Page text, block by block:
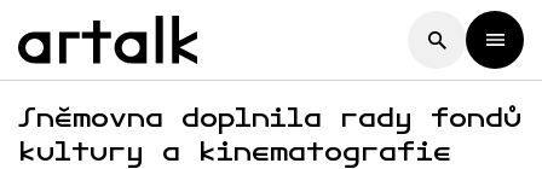
Sněmovna doplnila rady fondů
kultury a kinematografie